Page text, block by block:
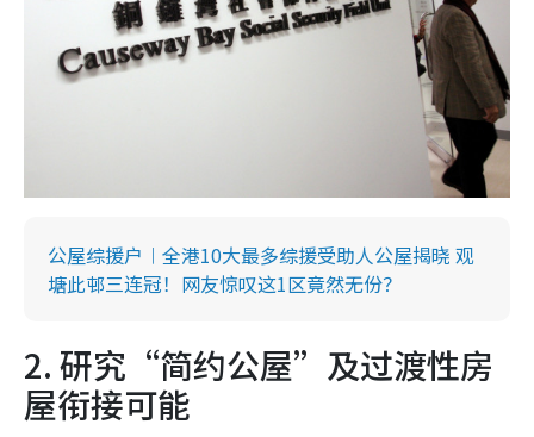
公屋综援户︱全港10大最多综援受助人公屋揭晓 观
塘此邨三连冠！网友惊叹这1区竟然无份？
2. 研究“简约公屋”及过渡性房
屋衔接可能